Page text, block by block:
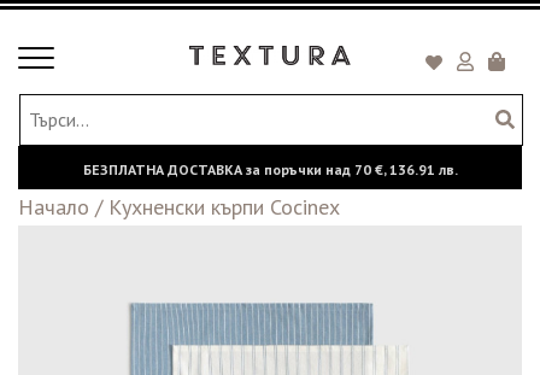
Toggle
БЕЗПЛАТНА ДОСТАВКА за поръчки над 70 €,136.91 лв.
Начало / Кухненски кърпи Cocinex